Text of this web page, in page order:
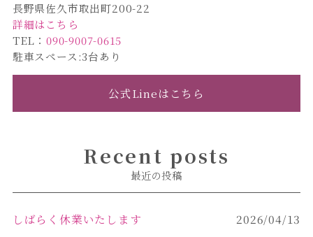
長野県佐久市取出町200-22
詳細はこちら
TEL：090-9007-0615
駐車スペース:3台あり
公式Lineはこちら
Recent posts
最近の投稿
しばらく休業いたします
2026/04/13